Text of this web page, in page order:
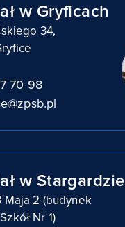
w Gryficach
34,
70 98
w Stargardzie
Maja 2 (budynek
Nr 1)